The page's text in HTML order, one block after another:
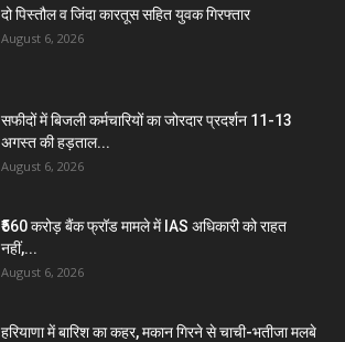
दो पिस्तौल व जिंदा कारतूस सहित युवक गिरफ्तार
August 6, 2026
सफीदों में बिजली कर्मचारियों का जोरदार प्रदर्शन 11-13
अगस्त की हड़ताल...
August 6, 2026
₹560 करोड़ बैंक फ्रॉड मामले में IAS अधिकारी को राहत
नहीं,...
August 6, 2026
हरियाणा में बारिश का कहर, मकान गिरने से चाची-भतीजा मलबे